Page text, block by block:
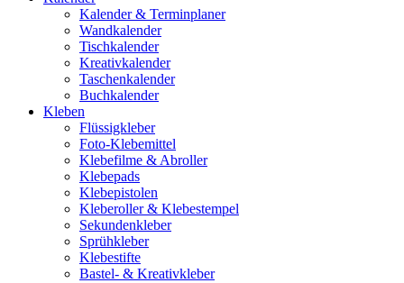
Kalender & Terminplaner
Wandkalender
Tischkalender
Kreativkalender
Taschenkalender
Buchkalender
Kleben
Flüssigkleber
Foto-Klebemittel
Klebefilme & Abroller
Klebepads
Klebepistolen
Kleberoller & Klebestempel
Sekundenkleber
Sprühkleber
Klebestifte
Bastel- & Kreativkleber